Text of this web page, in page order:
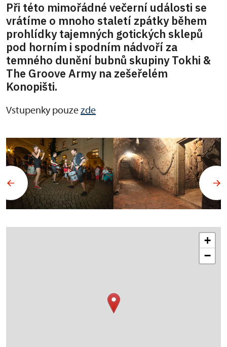
Při této mimořádné večerní události se
vrátíme o mnoho staletí zpátky během
prohlídky tajemných gotických sklepů
pod horním i spodním nádvoří za
temného dunění bubnů skupiny Tokhi &
The Groove Army na zešeřelém
Konopišti.
Vstupenky pouzezde
+
−